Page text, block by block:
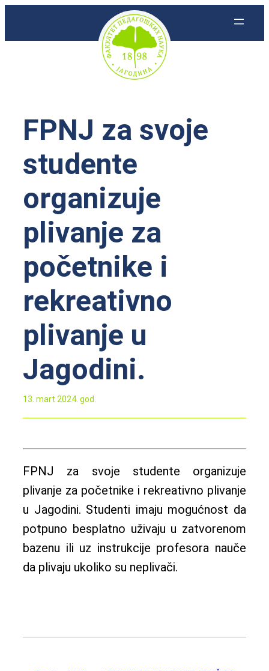
FPNJ za svoje
studente
organizuje
plivanje za
početnike i
rekreativno
plivanje u
Jagodini.
13. mart 2024. god.
FPNJ za svoje studente organizuje
plivanje za početnike i rekreativno plivanje
u Jagodini. Studenti imaju mogućnost da
potpuno besplatno uživaju u zatvorenom
bazenu ili uz instrukcije profesora nauče
da plivaju ukoliko su neplivači.